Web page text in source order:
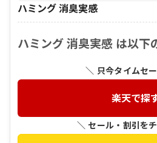
ハミング 消臭実感
ハミング 消臭実感 は以下
＼ 只今タイムセ
楽天で探
＼ セール・割引を